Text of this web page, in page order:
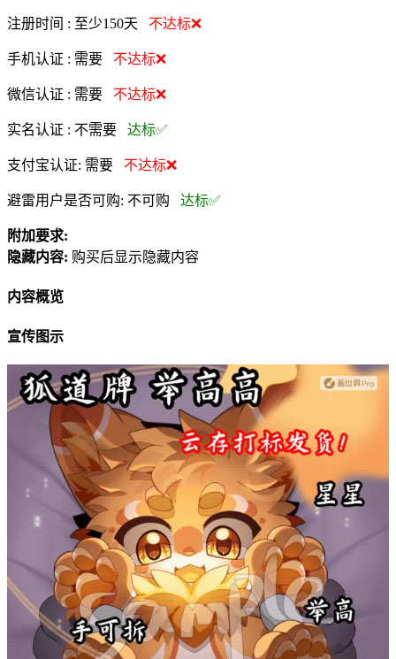
注册时间 : 至少150天 不达标❌
手机认证 : 需要 不达标❌
微信认证 : 需要 不达标❌
实名认证 : 不需要 达标✅
支付宝认证: 需要 不达标❌
避雷用户是否可购: 不可购 达标✅
附加要求:
隐藏内容: 购买后显示隐藏内容
内容概览
宣传图示